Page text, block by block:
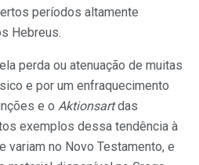
períodos altamente
Hebreus.
perda ou atenuação de muitas
e por um enfraquecimento
e o Aktionsartdas
exemplos dessa tendência à
variam no Novo Testamento, e